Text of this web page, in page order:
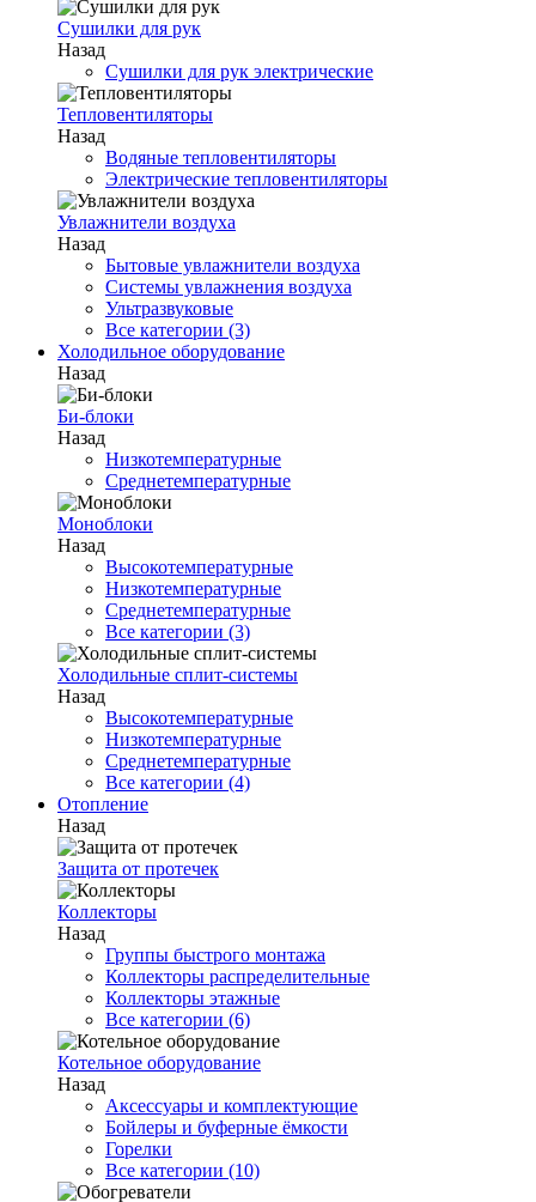
Сушилки для рук
Назад
Сушилки для рук электрические
Тепловентиляторы
Назад
Водяные тепловентиляторы
Электрические тепловентиляторы
Увлажнители воздуха
Назад
Бытовые увлажнители воздуха
Системы увлажнения воздуха
Ультразвуковые
Все категории (3)
Холодильное оборудование
Назад
Би-блоки
Назад
Низкотемпературные
Среднетемпературные
Моноблоки
Назад
Высокотемпературные
Низкотемпературные
Среднетемпературные
Все категории (3)
Холодильные сплит-системы
Назад
Высокотемпературные
Низкотемпературные
Среднетемпературные
Все категории (4)
Отопление
Назад
Защита от протечек
Коллекторы
Назад
Группы быстрого монтажа
Коллекторы распределительные
Коллекторы этажные
Все категории (6)
Котельное оборудование
Назад
Аксессуары и комплектующие
Бойлеры и буферные ёмкости
Горелки
Все категории (10)